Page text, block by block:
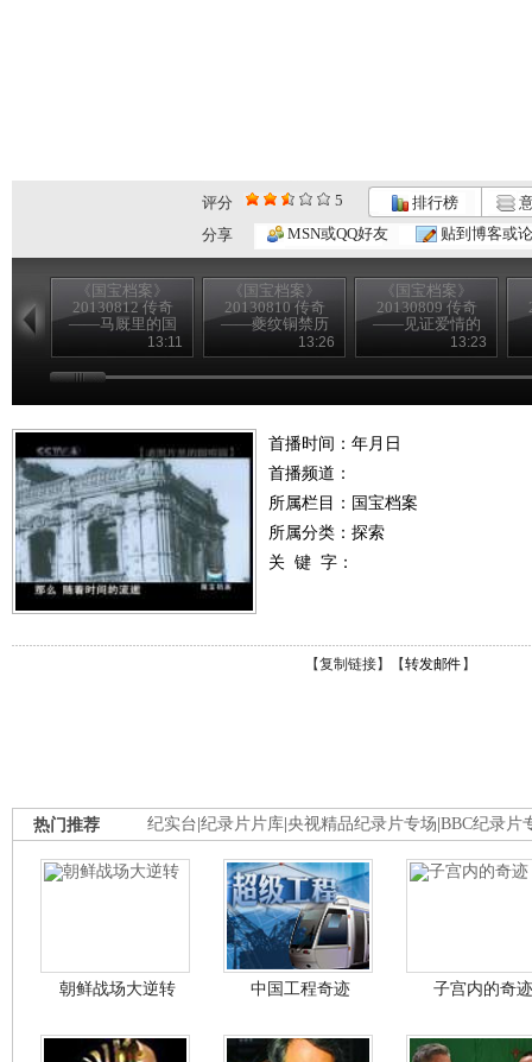
评分 5 排行榜
分享
MSN或QQ好友 贴到博客或
《国宝档案》
20130812 传奇
——马厩里的国
13:11
《国宝档案》
20130810 传奇
——夔纹铜禁历
13:26
《国宝档案》
20130809 传奇
——见证爱情的
13:23
首播时间：年月日
首播频道：
所属栏目： 国宝档案
所属分类：探索
关 键 字：
【复制链接】【转发邮件 】
纪实台 纪录片片库 央视精品纪录片专场 BBC纪录片
热门推荐
朝鲜战场大逆转 中国工程奇迹 子宫内的奇迹